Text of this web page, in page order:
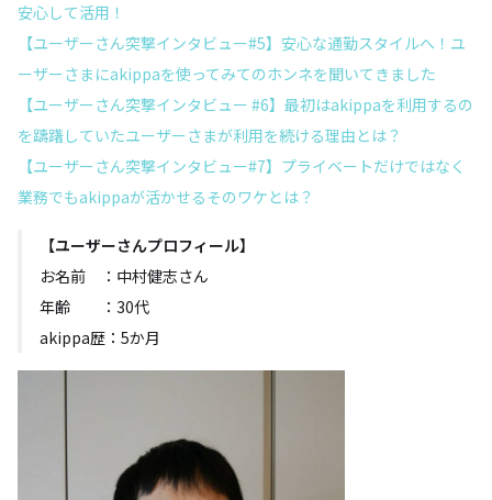
安心して活用！
【ユーザーさん突撃インタビュー#5】安心な通勤スタイルへ！ユ
ーザーさまにakippaを使ってみてのホンネを聞いてきました
【ユーザーさん突撃インタビュー #6】最初はakippaを利用するの
を躊躇していたユーザーさまが利用を続ける理由とは？
【ユーザーさん突撃インタビュー#7】プライベートだけではなく
業務でもakippaが活かせるそのワケとは？
【ユーザーさんプロフィール】
お名前 ：中村健志さん
年齢 ：30代
akippa歴：5か月